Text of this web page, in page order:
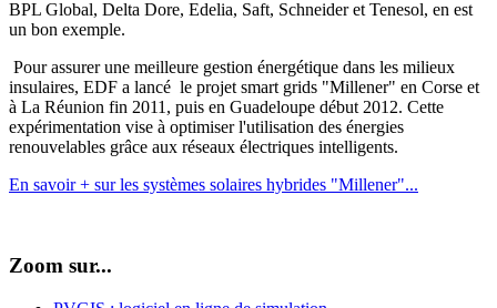
BPL Global, Delta Dore, Edelia, Saft, Schneider et Tenesol, en est
un bon exemple.
Pour assurer une meilleure gestion énergétique dans les milieux
insulaires, EDF a lancé le projet smart grids "Millener" en Corse et
à La Réunion fin 2011, puis en Guadeloupe début 2012. Cette
expérimentation vise à optimiser l'utilisation des énergies
renouvelables grâce aux réseaux électriques intelligents.
En savoir + sur les systèmes solaires hybrides "Millener"...
Zoom sur...